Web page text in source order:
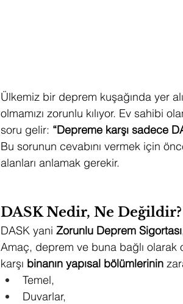
Ülkemiz bir deprem kuşağında yer
olmamızı zorunlu kılıyor. Ev sahibi
soru gelir: “Depreme karşı sadece
Bu sorunun cevabını vermek için
alanları anlamak gerekir.
DASK Nedir, Ne Değildir?
DASK yani Zorunlu Deprem Sigortası
Amaç, deprem ve buna bağlı olarak
karşı binanın yapısal bölümlerinin
Temel,
Duvarlar,